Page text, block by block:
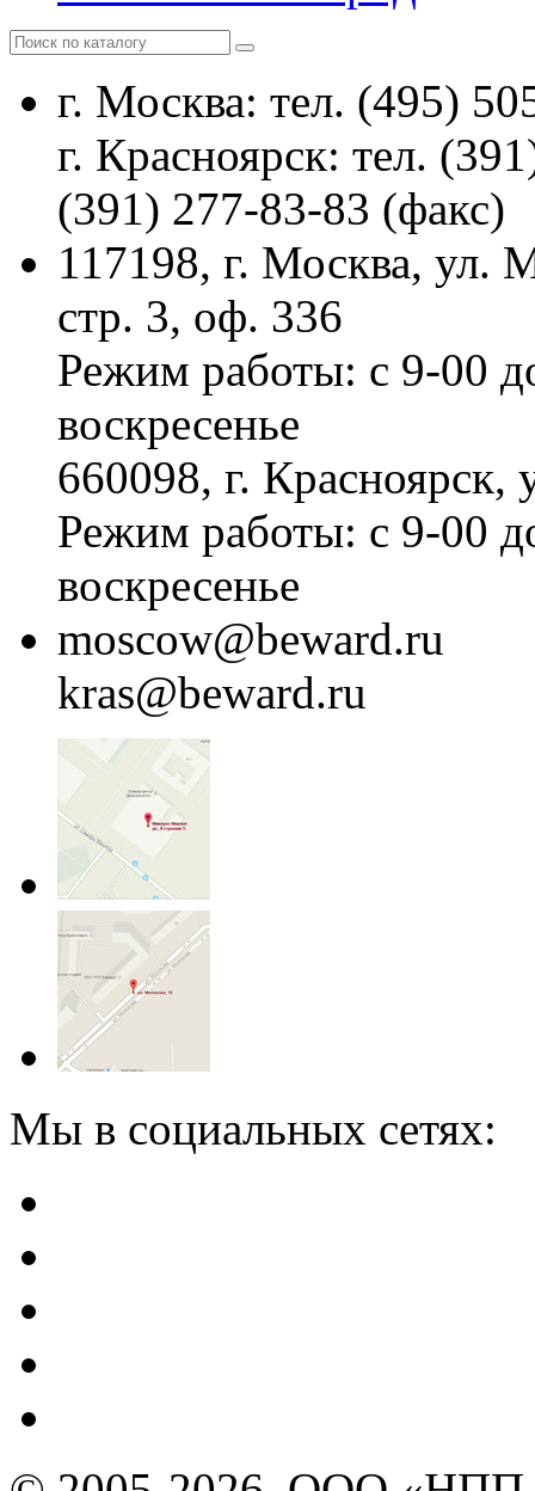
г. Москва: тел. (495)
г. Красноярск: тел.
(391) 277-83-83 (факс)
117198, г. Москва, ул.
стр. 3, оф. 336
Режим работы: с 9-00
воскресенье
660098, г.
Режим работы: с 9-00
воскресенье
moscow@beward.ru
kras@beward.ru
Мы в социальных сетях: